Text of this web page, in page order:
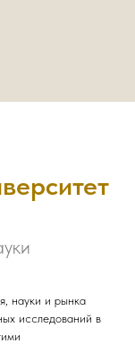
науки и рынка
исследований в